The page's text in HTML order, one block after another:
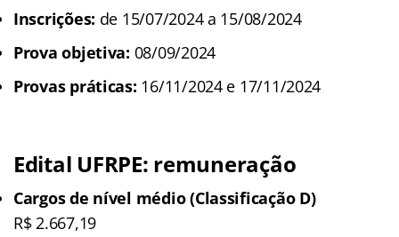
Inscrições: de 15/07/2024 a 15/08/2024
Prova objetiva: 08/09/2024
Provas práticas: 16/11/2024 e 17/11/2024
Edital UFRPE: remuneração
Cargos de nível médio (Classificação D)
R$ 2.667,19